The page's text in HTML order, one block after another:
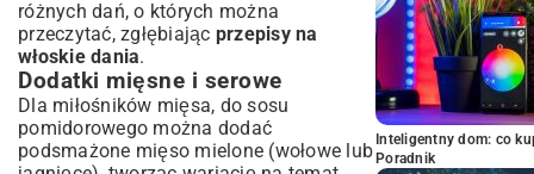
różnych dań, o których można
przeczytać, zgłębiając przepisy na
włoskie dania.
Dodatki mięsne i serowe
Dla miłośników mięsa, do sosu
pomidorowego można dodać
podsmażone mięso mielone (wołowe lub Inteligentny dom: co
Poradnik